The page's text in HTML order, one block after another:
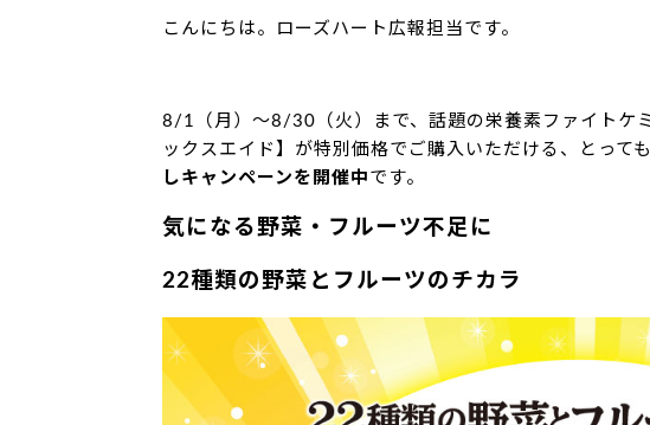
こんにちは。ローズハート広報担当です。
8/1（月）～8/30（火）まで、話題の栄養素ファイトケ
ックスエイド】が特別価格でご購入いただける、とって
しキャンペーンを開催中 です。
気になる野菜・フルーツ不足に
22種類の野菜とフルーツのチカラ